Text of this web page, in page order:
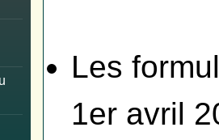
Les
1er avril